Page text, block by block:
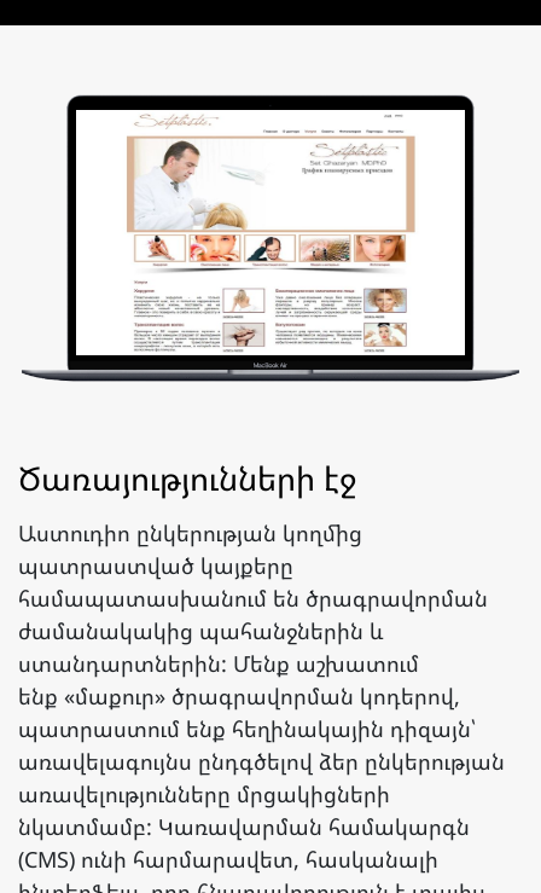
Ծառայությունների էջ
Աստուդիո ընկերության կողմից
պատրաստված կայքերը
համապատասխանում են ծրագրավորման
ժամանակակից պահանջներին և
ստանդարտներին: Մենք աշխատում
ենք «մաքուր» ծրագրավորման կոդերով,
պատրաստում ենք հեղինակային դիզայն՝
առավելագույնս ընդգծելով ձեր ընկերության
առավելությունները մրցակիցների
նկատմամբ: Կառավարման համակարգն
(CMS) ունի հարմարավետ, հասկանալի